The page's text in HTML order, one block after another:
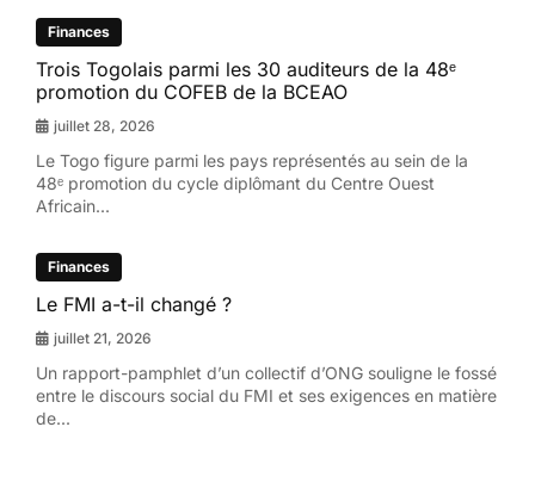
Finances
Trois Togolais parmi les 30 auditeurs de la 48ᵉ
promotion du COFEB de la BCEAO
juillet 28, 2026
Le Togo figure parmi les pays représentés au sein de la
48ᵉ promotion du cycle diplômant du Centre Ouest
Africain...
Finances
Le FMI a-t-il changé ?
juillet 21, 2026
Un rapport-pamphlet d’un collectif d’ONG souligne le fossé
entre le discours social du FMI et ses exigences en matière
de...